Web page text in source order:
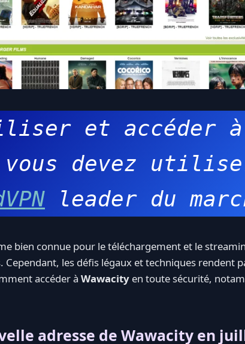
et accéder à
vous devez
leader du
bien connue pour le téléchargement et le
les défis légaux et techniques rendent
accéder à Wawacity en toute sécurité,
adresse de Wawacity en